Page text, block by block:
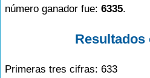
número ganador fue: 6335.
Resultados
Primeras tres cifras: 633